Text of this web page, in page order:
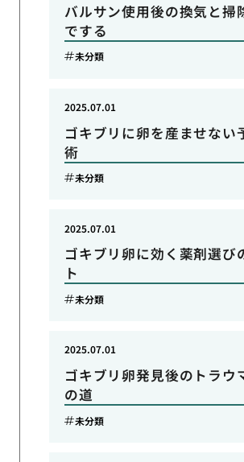
バルサン使用後の換気と掃
でする
未分類
ゴキブリに卵を産ませない
術
2025.07.01
未分類
ゴキブリ卵に効く薬剤選び
ト
2025.07.01
未分類
ゴキブリ卵発見後のトラウ
の道
2025.07.01
未分類